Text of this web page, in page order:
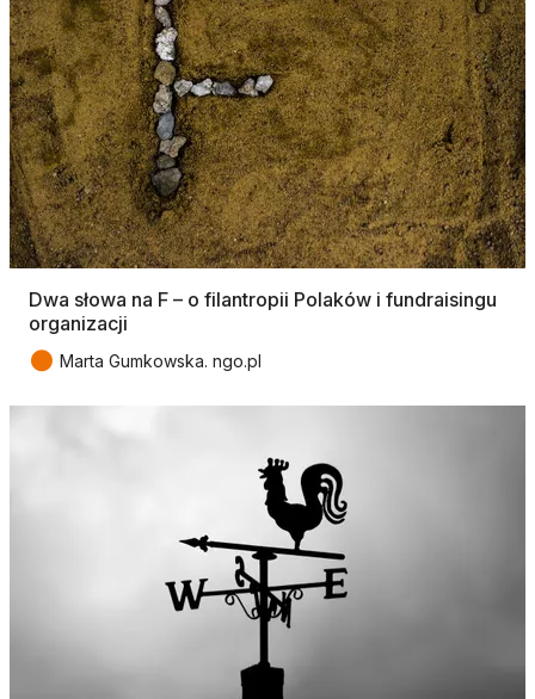
Dwa słowa na F – o filantropii Polaków i fundraisingu
organizacji
● Marta Gumkowska. ngo.pl